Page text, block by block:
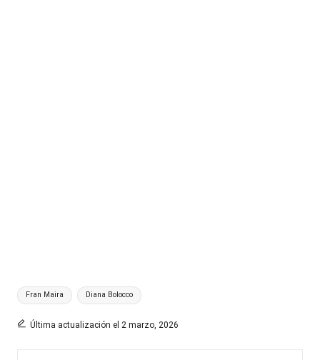
Etiquetas:
Fran Maira Diana Bolocco
Última actualización el 2 marzo, 2026